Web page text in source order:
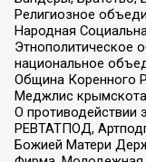
Религиозное
Народная
Этнополитическое
национальное
Община Коренного
Меджлис
О противодействии
РЕВТАТПОД,
Божией Матери